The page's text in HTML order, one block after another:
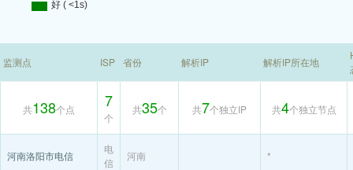
监测点 ISP 省份 解析IP 解析IP所在地
共138个点 7
个
共35个 共7个独立IP 共4个独立节点
河南洛阳市电信
电
信
河南 *